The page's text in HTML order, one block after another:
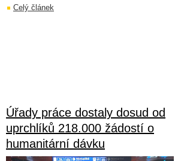
Celý článek
Úřady práce dostaly dosud od
uprchlíků 218.000 žádostí o
humanitární dávku